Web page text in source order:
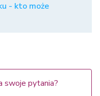
- kto może
swoje pytania?